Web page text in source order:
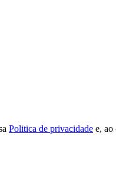
Politica de privacidade e, ao